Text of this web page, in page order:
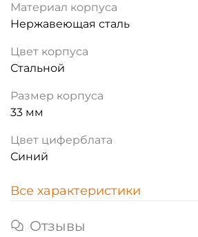
Материал корпуса
Нержавеющая сталь
Цвет корпуса
Стальной
Размер корпуса
33 мм
Цвет циферблата
Синий
Все характеристики
Отзывы